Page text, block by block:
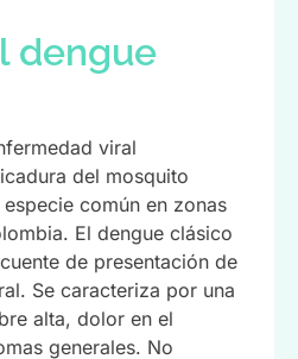
dengue
viral
del mosquito
especie común en zonas
El dengue clásico
de presentación de
Se caracteriza por una
alta, dolor en el
generales. No